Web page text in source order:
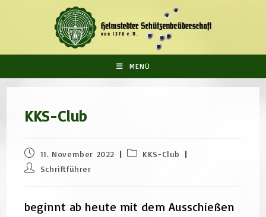
MENÜ
KKS-Club
Beitrag
veröffentlicht:
11. November 2022
Beitrags-
KKS-Club
Beitrags-
Schriftführer
beginnt ab heute mit dem Ausschießen